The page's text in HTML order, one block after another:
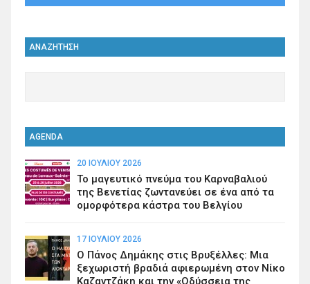
ΑΝΑΖΗΤΗΣΗ
AGENDA
20 ΙΟΥΛΊΟΥ 2026
Το μαγευτικό πνεύμα του Καρναβαλιού
της Βενετίας ζωντανεύει σε ένα από τα
ομορφότερα κάστρα του Βελγίου
17 ΙΟΥΛΊΟΥ 2026
Ο Πάνος Δημάκης στις Βρυξέλλες: Μια
ξεχωριστή βραδιά αφιερωμένη στον Νίκο
Καζαντζάκη και την «Οδύσσεια της